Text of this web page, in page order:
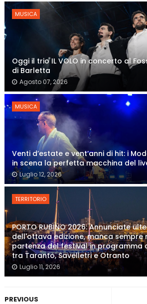
MUSICA
Oggi il trio IL VOLO in concerto al
di Barletta
Agosto 07, 2026
MUSICA
Venti d’estate e vent’anni di hit: i
in scena la perfetta macchina del
Luglio 12, 2026
TERRITORIO
PORTO RUBINO 2026: Annunciate
dell'ottava edizione, manca sempre
partenza del festival in programma
tra Taranto, Savelletri e Otranto
Luglio 11, 2026
PREVIOUS